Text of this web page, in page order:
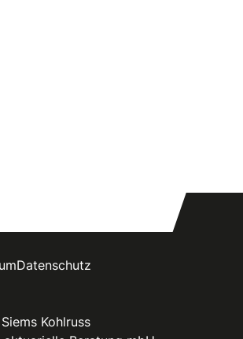
Datenschutz
Kohlruss